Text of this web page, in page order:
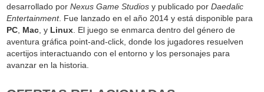
desarrollado porNexus Game Studios y publicado porDaedalic
Entertainment. Fue lanzado en el año 2014 y está disponible para
PC Mac , y Linux . El juego se enmarca dentro del género de
aventura gráfica point-and-click, donde los jugadores resuelven
acertijos interactuando con el entorno y los personajes para
avanzar en la historia.